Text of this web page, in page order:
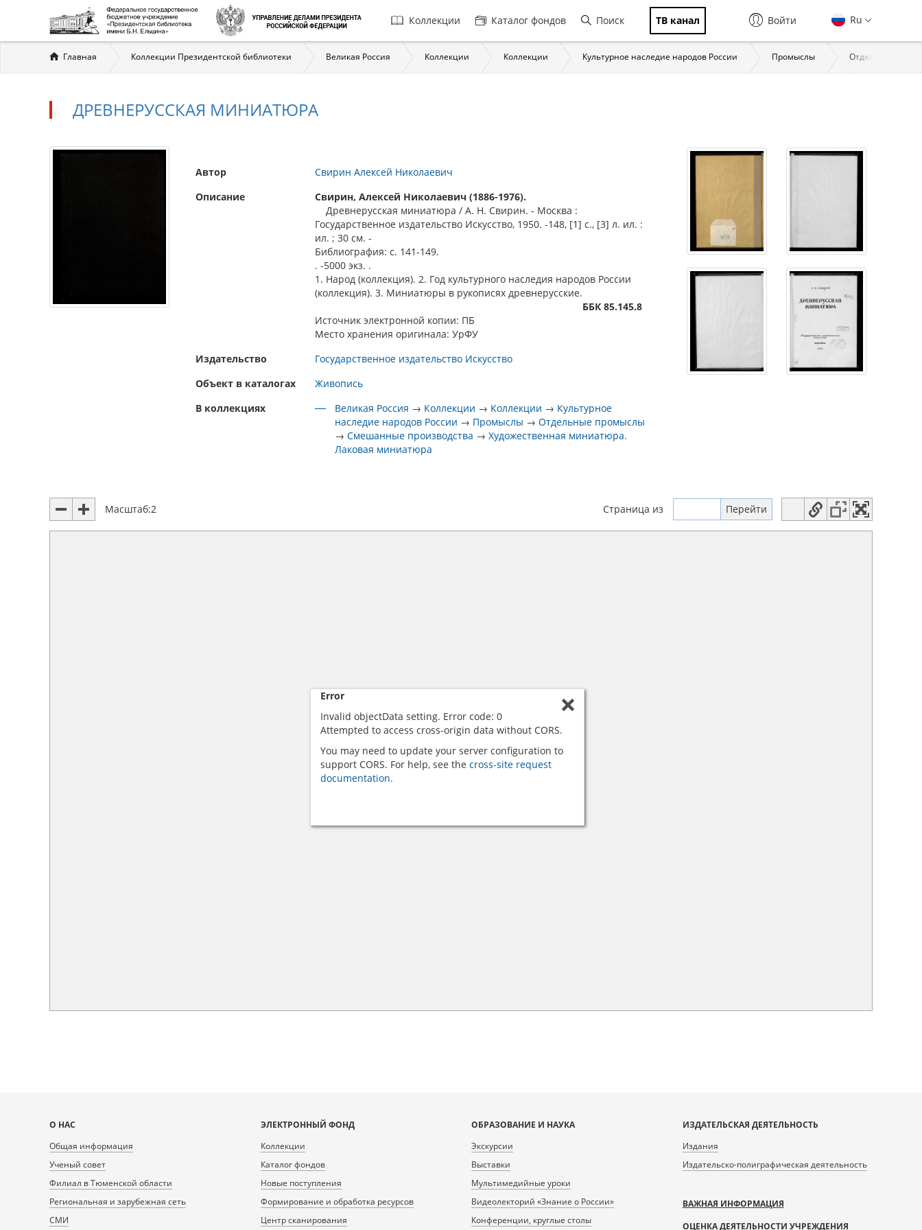
Главная
навигация
Коллекции Каталог фондов Поиск ТВ канал Ru
Войти
Вы
здесь
Главная Коллекции Президентской библиотеки Великая Россия Коллекции Коллекции Культурное наследие народов России Промыслы Отдельные
ДРЕВНЕРУССКАЯ МИНИАТЮРА
Автор
Свирин Алексей Николаевич
Описание
Свирин, Алексей Николаевич (1886-1976).
Древнерусская миниатюра / А. Н. Свирин. - Москва :
Государственное издательство Искусство, 1950. -148, [1] с., [3] л. ил. :
ил. ; 30 см. -
Библиография: с. 141-149.
. -5000 экз. .
1. Народ (коллекция). 2. Год культурного наследия народов России
(коллекция). 3. Миниатюры в рукописях древнерусские.
ББК 85.145.8
Источник электронной копии: ПБ
Место хранения оригинала: УрФУ
Издательство
Государственное издательство Искусство
Объект в каталогах
Живопись
В коллекциях
Великая Россия → Коллекции → Коллекции → Культурное
наследие народов России → Промыслы →Отдельные промыслы
→Смешанные производства →Художественная миниатюра.
Лаковая миниатюра
Масштаб:2 Страница из
Error
Invalid objectData setting. Error code: 0
Attempted to access cross-origin data without CORS.
You may need to update your server configuration to
support CORS. For help, see the cross-site request
documentation.
Карта
сайта
О НАС
Общая информация
Ученый совет
Филиал в Тюменской области
Региональная и зарубежная сеть
СМИ
ЭЛЕКТРОННЫЙ ФОНД
Коллекции
Каталог фондов
Новые поступления
Формирование и обработка ресурсов
Центр сканирования
ОБРАЗОВАНИЕ И НАУКА
Экскурсии
Выставки
Мультимедийные уроки
Видеолекторий «Знание о России»
Конференции, круглые столы
ИЗДАТЕЛЬСКАЯ ДЕЯТЕЛЬНОСТЬ
Издания
Издательско-полиграфическая деятельность
ВАЖНАЯ ИНФОРМАЦИЯ
ОЦЕНКА ДЕЯТЕЛЬНОСТИ УЧРЕЖДЕНИЯ